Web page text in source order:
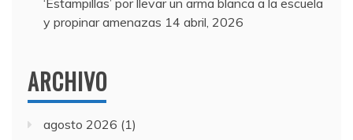
‘Estampillas’ por llevar un arma blanca a la escuela
y propinar amenazas 14 abril, 2026
ARCHIVO
agosto 2026 (1)